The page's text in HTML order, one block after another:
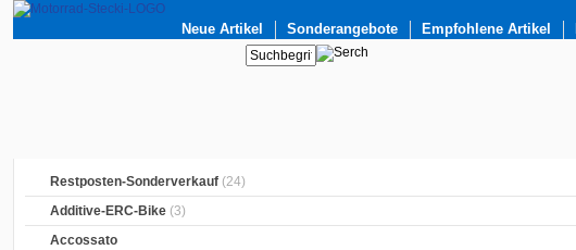
Neue Artikel Sonderangebote Empfohlene Artikel
Restposten-Sonderverkauf (24)
Additive-ERC-Bike (3)
Accossato